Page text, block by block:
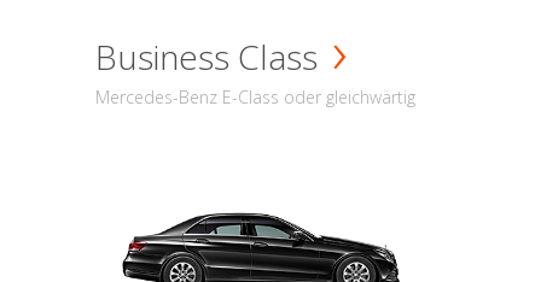
Business Class
Mercedes-Benz E-Class oder gleichwärtig